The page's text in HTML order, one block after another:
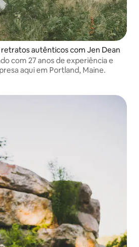
retratos autênticos com Jen Dean
com 27 anos de experiência e
aqui em Portland, Maine.